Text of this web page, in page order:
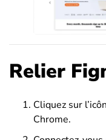
Relier
Cliquez sur
Chrome.